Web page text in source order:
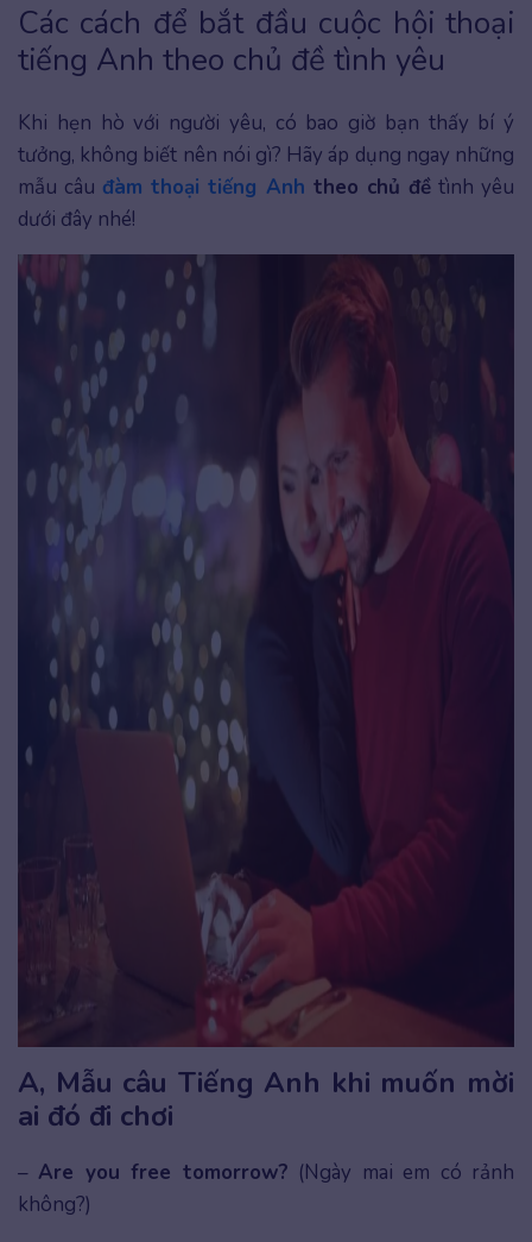
Các cách để bắt đầu cuộc hội thoại
tiếng Anh theo chủ đề tình yêu
Khi hẹn hò với người yêu, có bao giờ bạn thấy bí ý
tưởng, không biết nên nói gì? Hãy áp dụng ngay những
mẫu câu đàm thoại tiếng Anh theo chủ đềtình yêu
dưới đây nhé!
A, Mẫu câu Tiếng Anh khi muốn mời
ai đó đi chơi
– Are you free tomorrow? (Ngày mai em có rảnh
không?)